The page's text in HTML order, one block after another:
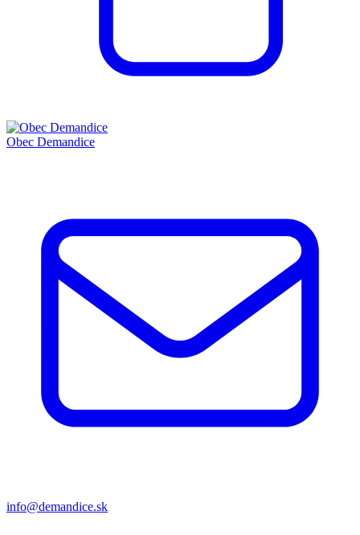
Obec Demandice
info@demandice.sk